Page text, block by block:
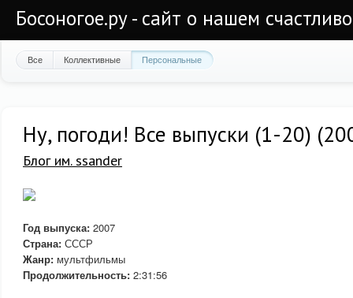
Босоногое.ру - сайт о нашем
Все Коллективные Персональные
Ну, погоди! Все выпуски (1-20)
Блог им. ssander
Год выпуска: 2007
Страна: СССР
Жанр: мультфильмы
Продолжительность: 2:31:56